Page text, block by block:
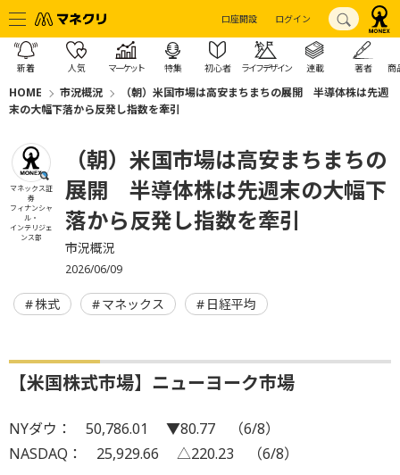
口座開設 ログイン
新着 人気 マーケット 特集 初心者 ライフデザイン 連載 著者 商
HOME 市況概況
（朝）米国市場は高安まちまちの展開 半導体株は先週
末の大幅下落から反発し指数を牽引
マネックス証
券
フィナンシャ
ル・
インテリジェ
ンス部
（朝）米国市場は高安まちまちの
展開 半導体株は先週末の大幅下
落から反発し指数を牽引
市況概況
2026/06/09
株式 マネックス 日経平均
【米国株式市場】ニューヨーク市場
NYダウ： 50,786.01 ▼80.77 （6/8）
NASDAQ： 25,929.66 △220.23 （6/8）